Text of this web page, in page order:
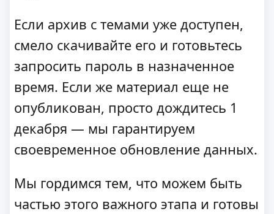
Если архив с темами уже доступен,
смело скачивайте его и готовьтесь
запросить пароль в назначенное
время. Если же материал еще не
опубликован, просто дождитесь 1
декабря — мы гарантируем
своевременное обновление данных.
Мы гордимся тем, что можем быть
частью этого важного этапа и готовы